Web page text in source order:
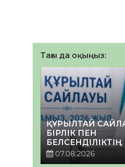
Тағы да оқыңыз:
ҚҰРЫЛТАЙ
БІРЛІК ПЕН
БЕЛСЕНДІЛІКТІҢ
07.08.2026